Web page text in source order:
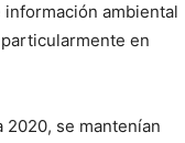
ambiental
en
se mantenían